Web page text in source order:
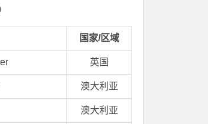
国家/区域
英国
澳大利亚
澳大利亚